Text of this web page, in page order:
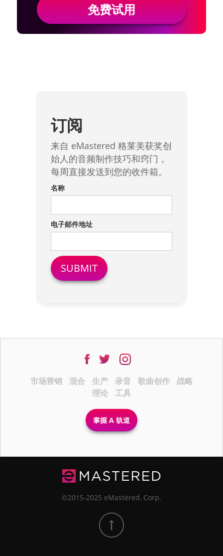
免费试用
订阅
来自 eMastered 格莱美获奖创
始人的音频制作技巧和窍门，
每周直接发送到您的收件箱。
名称
电子邮件地址
市场营销 混合 生产 录音 歌曲创作
战略
理论
工具
掌握 A 轨道
©2015-2025 eMastered, Corp.